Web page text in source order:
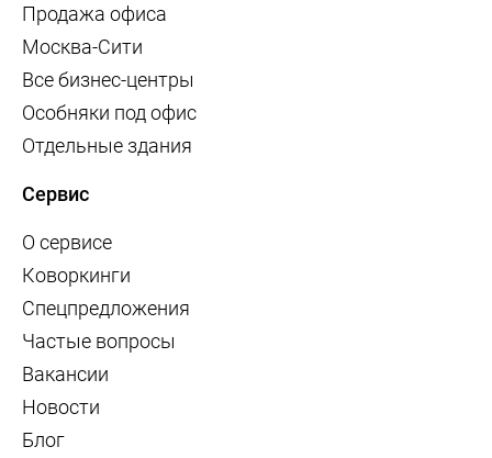
Продажа офиса
Москва-Сити
Все бизнес-центры
Особняки под офис
Отдельные здания
Сервис
О сервисе
Коворкинги
Спецпредложения
Частые вопросы
Вакансии
Новости
Блог